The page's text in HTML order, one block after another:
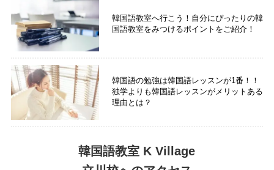
韓国語教室へ行こう！自分にぴったりの韓
国語教室をみつけるポイントをご紹介！
韓国語の勉強は韓国語レッスンが1番！！
独学よりも韓国語レッスンがメリットある
理由とは？
韓国語教室 K Village